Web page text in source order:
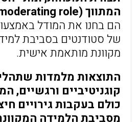
המתווך (moderating role) של מגדר
הם בחנו את המודל
של סטודנטים בסביבת
מקוונת מותאמת אישית.
התוצאות מלמדות
קוגניטיביים ורגשיים,
כולם בעקבות גירויים
מסביבת הלמידה